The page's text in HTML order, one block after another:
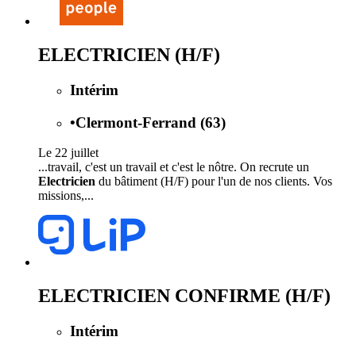
ELECTRICIEN (H/F)
Intérim
•Clermont-Ferrand (63)
Le 22 juillet
...travail, c'est un travail et c'est le nôtre. On recrute un
Electricien du bâtiment (H/F) pour l'un de nos clients. Vos
missions,...
ELECTRICIEN CONFIRME (H/F)
Intérim